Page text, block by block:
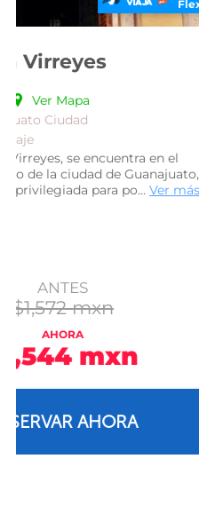
Hotel Real de
Plan Desayuno Americano
Hotel Real de Minas
encuentra a 15